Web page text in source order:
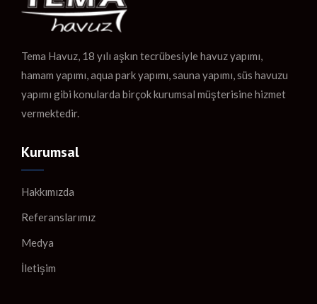
Tema Havuz, 18 yılı aşkın tecrübesiyle havuz yapımı,
hamam yapımı, aqua park yapımı, sauna yapımı, süs havuzu
yapımı gibi konularda birçok kurumsal müşterisine hizmet
vermektedir.
Kurumsal
Hakkımızda
Referanslarımız
Medya
İletişim